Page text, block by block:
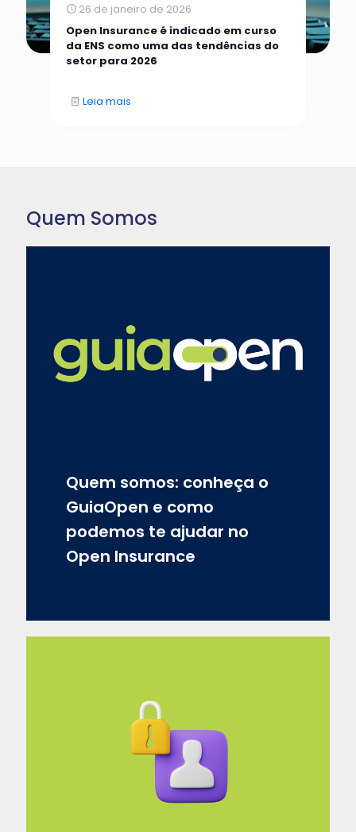
26 de janeiro de 2026
Open Insurance é indicado em curso
da ENS como uma das tendências do
setor para 2026
Leia mais
Quem Somos
Quem somos: conheça o
GuiaOpen e como
podemos te ajudar no
Open Insurance